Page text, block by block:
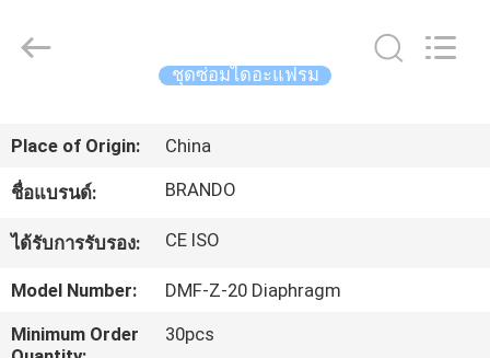
สินค้า
เกี่ยว
กับ
Ningbo
Brando
Reserved.
ชุดซ่อมไดอะแฟรม
Place of Origin: China
ชื่อแบรนด์: BRANDO
ได้รับการรับรอง: CE ISO
Model Number:
DMF-Z-20 Diaphragm
Minimum Order
30pcs